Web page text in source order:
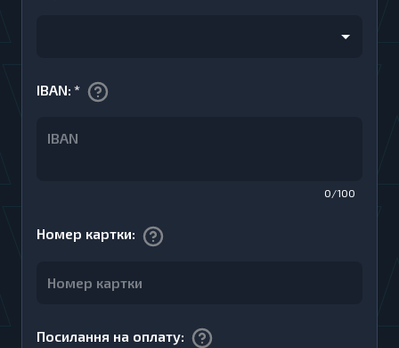
IBAN: *
0/100
Номер картки:
Посилання на оплату: